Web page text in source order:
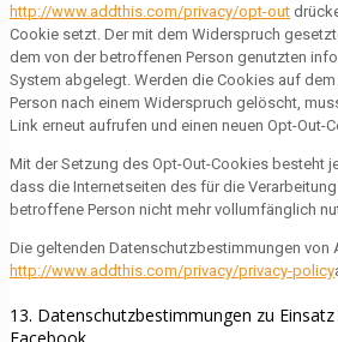
http://www.addthis.com/privacy/opt-out
Cookie setzt. Der mit dem Widerspruch
dem von der betroffenen Person genutzten
System abgelegt. Werden die Cookies auf
Person nach einem Widerspruch gelöscht,
Link erneut aufrufen und einen neuen Opt-Out-
Mit der Setzung des Opt-Out-Cookies besteht
dass die Internetseiten des für die
betroffene Person nicht mehr vollumfänglich
Die geltenden Datenschutzbestimmungen von
http://www.addthis.com/privacy/privacy-policy
13. Datenschutzbestimmungen zu